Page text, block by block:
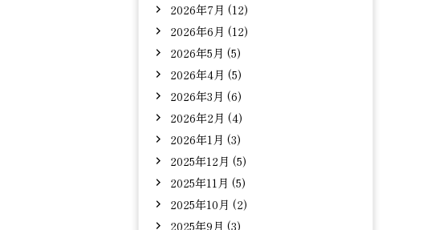
2026年7月 (12)
2026年6月 (12)
2026年5月 (5)
2026年4月 (5)
2026年3月 (6)
2026年2月 (4)
2026年1月 (3)
2025年12月 (5)
2025年11月 (5)
2025年10月 (2)
2025年9月 (3)